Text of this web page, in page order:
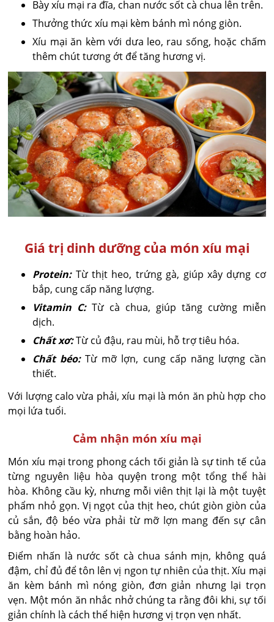
Bày xíu mại ra đĩa, chan nước sốt cà chua lên trên.
Thưởng thức xíu mại kèm bánh mì nóng giòn.
Xíu mại ăn kèm với dưa leo, rau sống, hoặc chấm
thêm chút tương ớt để tăng hương vị.
Giá trị dinh dưỡng của món xíu mại
Protein: Từ thịt heo, trứng gà, giúp xây dựng cơ
bắp, cung cấp năng lượng.
Vitamin C:Từ cà chua, giúp tăng cường miễn
dịch.
Chất xơ:Từ củ đậu, rau mùi, hỗ trợ tiêu hóa.
Chất béo:Từ mỡ lợn, cung cấp năng lượng cần
thiết.
Với lượng calo vừa phải, xíu mại là món ăn phù hợp cho
mọi lứa tuổi.
Cảm nhận món xíu mại
Món xíu mại trong phong cách tối giản là sự tinh tế của
từng nguyên liệu hòa quyện trong một tổng thể hài
hòa. Không cầu kỳ, nhưng mỗi viên thịt lại là một tuyệt
phẩm nhỏ gọn. Vị ngọt của thịt heo, chút giòn giòn của
củ sắn, độ béo vừa phải từ mỡ lợn mang đến sự cân
bằng hoàn hảo.
Điểm nhấn là nước sốt cà chua sánh mịn, không quá
đậm, chỉ đủ để tôn lên vị ngon tự nhiên của thịt. Xíu mại
ăn kèm bánh mì nóng giòn, đơn giản nhưng lại trọn
vẹn. Một món ăn nhắc nhở chúng ta rằng đôi khi, sự tối
giản chính là cách thể hiện hương vị trọn vẹn nhất.